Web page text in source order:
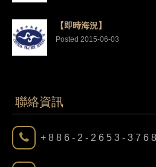
【即時海況】
Posted 2015-06-03
聯絡資訊
+ 8 8 6 - 2 - 2 6 5 3 - 3 7 6 8